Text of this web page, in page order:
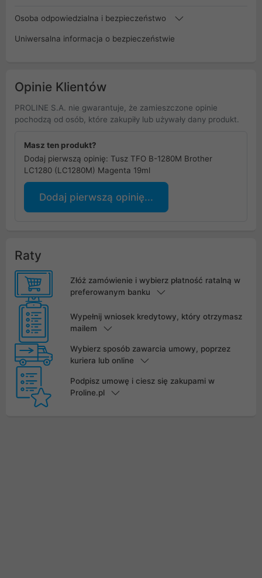
Osoba odpowiedzialna i bezpieczeństwo
Uniwersalna informacja o bezpieczeństwie
Opinie Klientów
PROLINE S.A. nie gwarantuje, że zamieszczone opinie
pochodzą od osób, które zakupiły lub używały dany produkt.
Masz ten produkt?
Dodaj pierwszą opinię: Tusz TFO B-1280M Brother
LC1280 (LC1280M) Magenta 19ml
Dodaj pierwszą opinię...
Raty
Złóż zamówienie i wybierz płatność ratalną w
preferowanym banku
Wypełnij wniosek kredytowy, który otrzymasz
mailem
Wybierz sposób zawarcia umowy, poprzez
kuriera lub online
Podpisz umowę i ciesz się zakupami w
Proline.pl